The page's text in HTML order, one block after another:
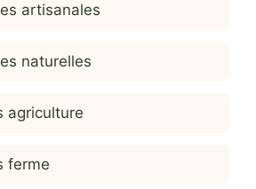
artisanales
naturelles
agriculture
ferme